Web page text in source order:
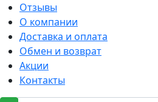
Отзывы
О компании
Доставка и оплата
Обмен и возврат
Акции
Контакты